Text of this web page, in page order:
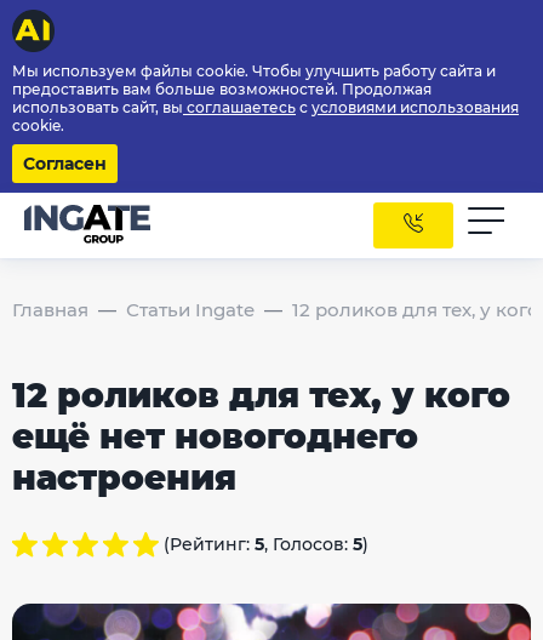
Мы используем файлы cookie. Чтобы улучшить работу сайта и
предоставить вам больше возможностей. Продолжая
использовать сайт, вы соглашаетесь с условиями использования
cookie.
Согласен
Главная Статьи Ingate 12 роликов для тех, у
12 роликов для тех, у кого
ещё нет новогоднего
настроения
(Рейтинг: 5, Голосов: 5)